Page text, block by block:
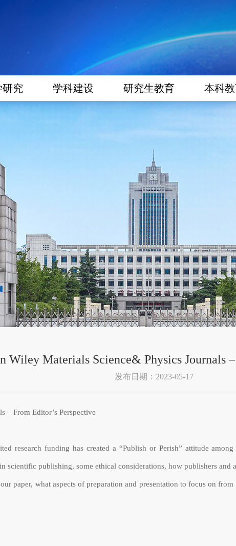
研究 学科建设 研究生教育 本科
Wiley Materials Science& Physics Journals
发布日期：2023-05-17
– From Editor’s Perspective
research funding has created a “Publish or Perish” attitude
scientific publishing, some ethical considerations, how publishers
paper, what aspects of preparation and presentation to focus on